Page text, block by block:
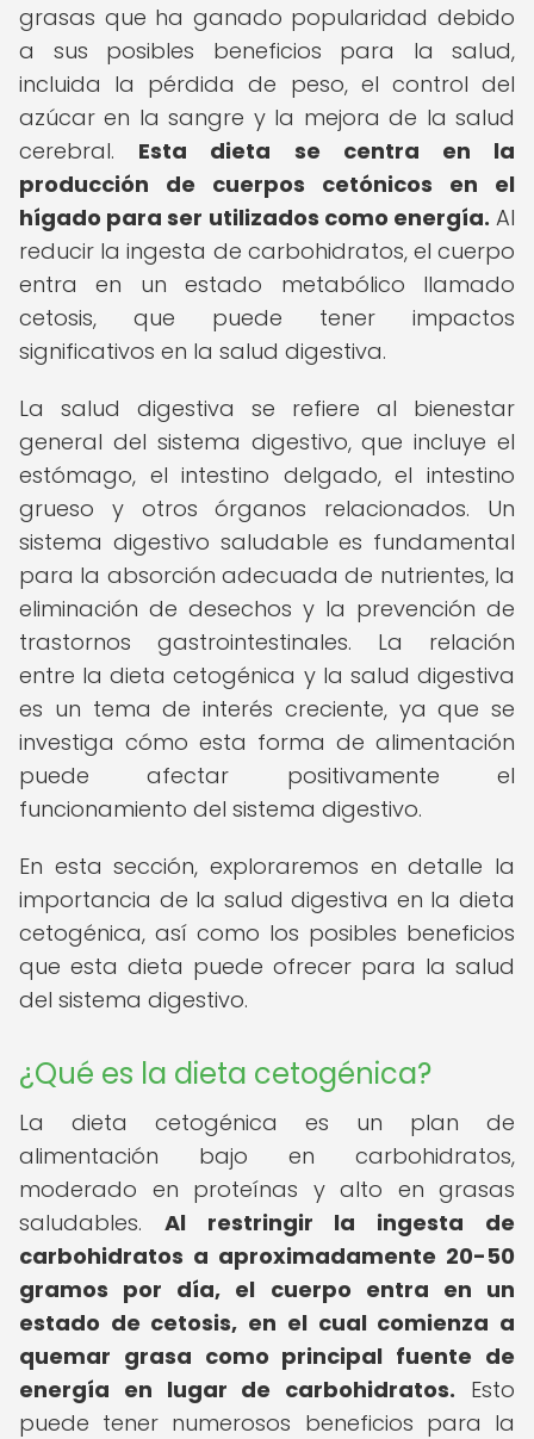
grasas que ha ganado popularidad debido
a sus posibles beneficios para la salud,
incluida la pérdida de peso, el control del
azúcar en la sangre y la mejora de la salud
cerebral. Esta dieta se centra en la
producción de cuerpos cetónicos en el
hígado para ser utilizados como energía. Al
reducir la ingesta de carbohidratos, el cuerpo
entra en un estado metabólico llamado
cetosis, que puede tener impactos
significativos en la salud digestiva.
La salud digestiva se refiere al bienestar
general del sistema digestivo, que incluye el
estómago, el intestino delgado, el intestino
grueso y otros órganos relacionados. Un
sistema digestivo saludable es fundamental
para la absorción adecuada de nutrientes, la
eliminación de desechos y la prevención de
trastornos gastrointestinales. La relación
entre la dieta cetogénica y la salud digestiva
es un tema de interés creciente, ya que se
investiga cómo esta forma de alimentación
puede afectar positivamente el
funcionamiento del sistema digestivo.
En esta sección, exploraremos en detalle la
importancia de la salud digestiva en la dieta
cetogénica, así como los posibles beneficios
que esta dieta puede ofrecer para la salud
del sistema digestivo.
¿Qué es la dieta cetogénica?
La dieta cetogénica es un plan de
alimentación bajo en carbohidratos,
moderado en proteínas y alto en grasas
saludables. Al restringir la ingesta de
carbohidratos a aproximadamente 20-50
gramos por día, el cuerpo entra en un
estado de cetosis, en el cual comienza a
quemar grasa como principal fuente de
energía en lugar de carbohidratos. Esto
puede tener numerosos beneficios para la